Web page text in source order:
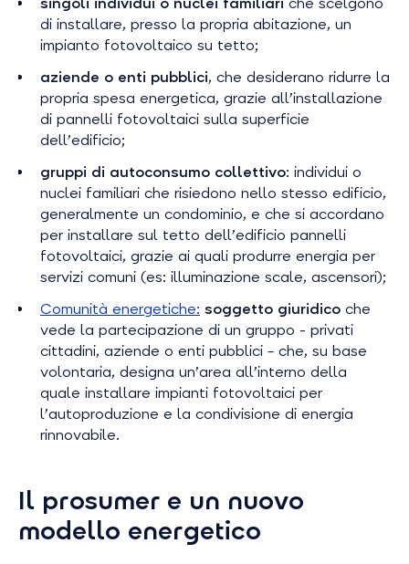
di installare, presso la propria abitazione, un
impianto fotovoltaico su tetto;
aziende o enti pubblici, che desiderano ridurre la
propria spesa energetica, grazie all’installazione
di pannelli fotovoltaici sulla superficie
dell’edificio;
gruppi di autoconsumo collettivo: individui o
nuclei familiari che risiedono nello stesso edificio,
generalmente un condominio, e che si accordano
per installare sul tetto dell’edificio pannelli
fotovoltaici, grazie ai quali produrre energia per
servizi comuni (es: illuminazione scale, ascensori);
Comunità energetiche: soggetto giuridico che
vede la partecipazione di un gruppo - privati
cittadini, aziende o enti pubblici – che, su base
volontaria, designa un’area all’interno della
quale installare impianti fotovoltaici per
l’autoproduzione e la condivisione di energia
rinnovabile.
Il prosumer e un nuovo
modello energetico